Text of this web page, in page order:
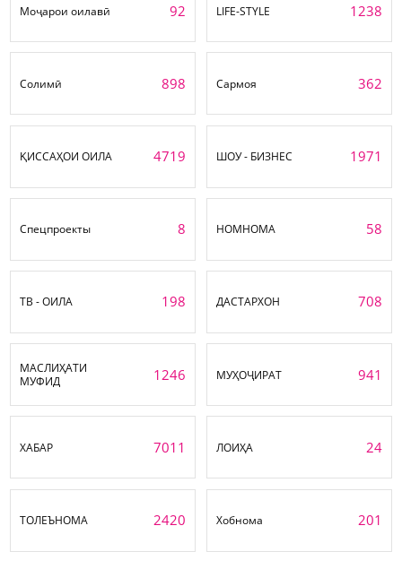
Моҷарои оилавӣ 92 LIFE-STYLE 1238
Солимӣ 898 Сармоя 362
ҚИССАҲОИ ОИЛА 4719 ШОУ - БИЗНЕС 1971
Спецпроекты 8 НОМНОМА 58
ТВ - ОИЛА 198 ДАСТАРХОН 708
МАСЛИҲАТИ
МУФИД
1246 МУҲОҶИРАТ 941
ХАБАР 7011 ЛОИҲА 24
ТОЛЕЪНОМА 2420 Хобнома 201